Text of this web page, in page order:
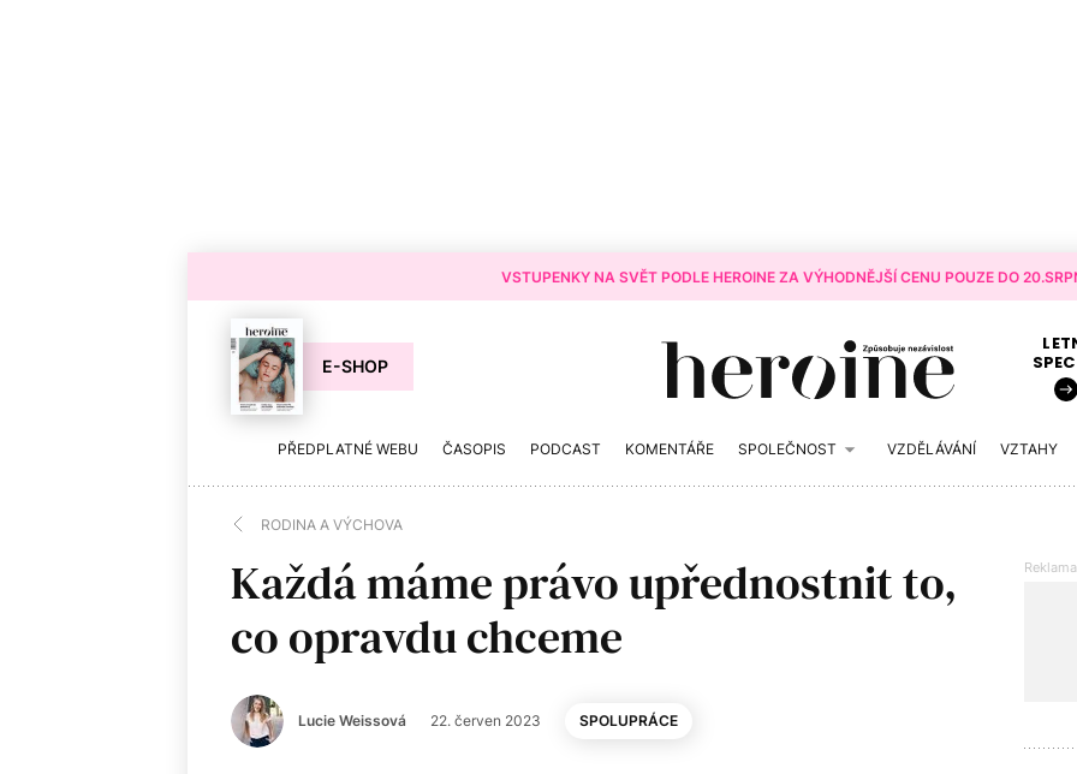
VSTUPENKY NA SVĚT PODLE HEROINE ZA VÝHODNĚJŠÍ CENU POUZE DO
E-SHOP
PŘEDPLATNÉ WEBU ČASOPIS PODCAST KOMENTÁŘE SPOLEČNOST VZDĚLÁVÁNÍ VZTAHY
RODINA A VÝCHOVA
Každá máme právo upřednostnit to,
co opravdu chceme
Lucie Weissová 22. červen 2023 SPOLUPRÁCE